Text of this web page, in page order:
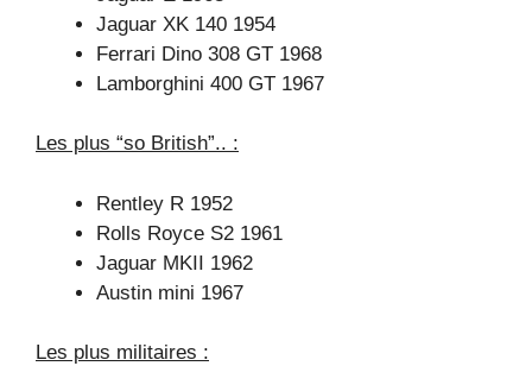
Jaguar XK 140 1954
Ferrari Dino 308 GT 1968
Lamborghini 400 GT 1967
Les plus “so British”.. :
Rentley R 1952
Rolls Royce S2 1961
Jaguar MKII 1962
Austin mini 1967
Les plus militaires :